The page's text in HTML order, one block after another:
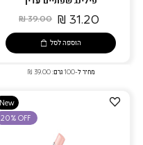
31.20 ₪
39.00 ₪
הוספה לסל
מחיר ל-100 גרם: 39.00 ₪
הוספה
New
20% OFF